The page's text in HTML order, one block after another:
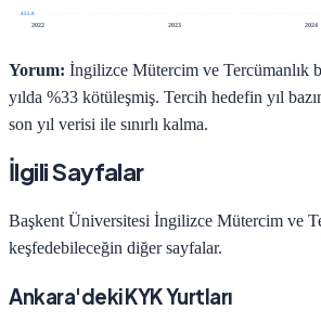
455.9
2022
2023 2024
Yorum: İngilizce Mütercim ve Tercümanlık
yılda %33 kötüleşmiş. Tercih hedefin yıl
son yıl verisi ile sınırlı kalma.
İlgili Sayfalar
Başkent Üniversitesi İngilizce Mütercim ve
keşfedebileceğin diğer sayfalar.
Ankara'deki KYK Yurtları